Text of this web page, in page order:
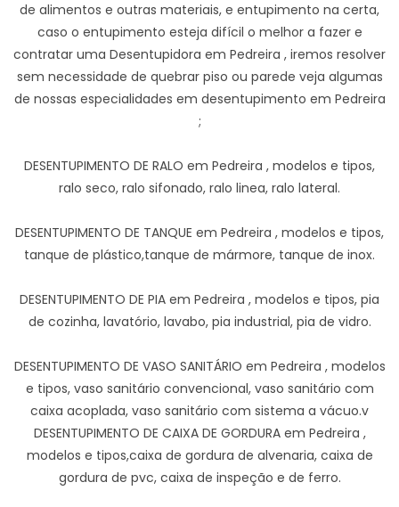
de alimentos e outras materiais, e entupimento na certa,
caso o entupimento esteja difícil o melhor a fazer e
contratar uma Desentupidora em Pedreira , iremos resolver
sem necessidade de quebrar piso ou parede veja algumas
de nossas especialidades em desentupimento em Pedreira
;
DESENTUPIMENTO DE RALO em Pedreira , modelos e tipos,
ralo seco, ralo sifonado, ralo linea, ralo lateral.
DESENTUPIMENTO DE TANQUE em Pedreira , modelos e tipos,
tanque de plástico,tanque de mármore, tanque de inox.
DESENTUPIMENTO DE PIA em Pedreira , modelos e tipos, pia
de cozinha, lavatório, lavabo, pia industrial, pia de vidro.
DESENTUPIMENTO DE VASO SANITÁRIO em Pedreira , modelos
e tipos, vaso sanitário convencional, vaso sanitário com
caixa acoplada, vaso sanitário com sistema a vácuo.v
DESENTUPIMENTO DE CAIXA DE GORDURA em Pedreira ,
modelos e tipos,caixa de gordura de alvenaria, caixa de
gordura de pvc, caixa de inspeção e de ferro.